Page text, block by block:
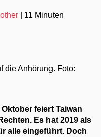
11 Minuten
die Anhörung. Foto:
feiert Taiwan
Es hat 2019 als
alle eingeführt. Doch